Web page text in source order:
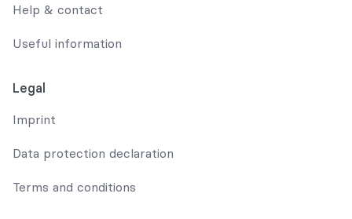
Help & contact
Useful information
Legal
Imprint
Data protection declaration
Terms and conditions